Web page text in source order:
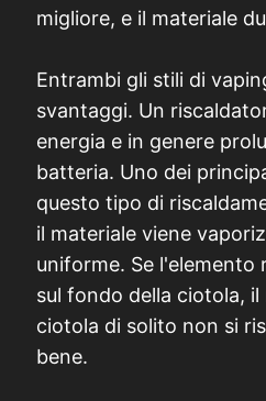
migliore, e il materiale
Entrambi gli stili di
svantaggi. Un
energia e in genere
batteria. Uno dei
questo tipo di
il materiale viene
uniforme. Se l'elemento
sul fondo della ciotola, il
ciotola di solito non si
bene.